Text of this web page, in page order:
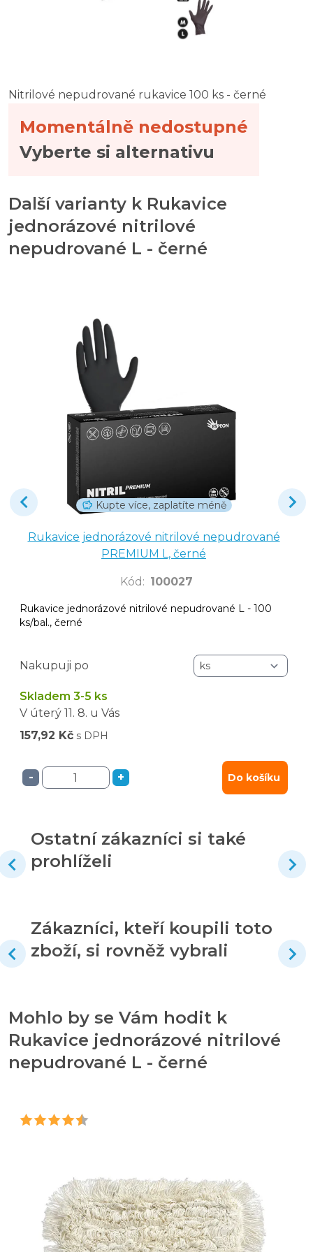
Nitrilové nepudrované rukavice 100 ks - černé
Momentálně nedostupné
Vyberte si alternativu
Další varianty k Rukavice
jednorázové nitrilové
nepudrované L - černé
Kupte více, zaplatíte méně
Rukavice jednorázové nitrilové nepudrované
PREMIUM L, černé
Kód : 100027
Rukavice jednorázové nitrilové nepudrované L - 100
ks/bal., černé
Nakupuji po
Skladem 3-5 ks
V úterý 11. 8. u Vás
157,92 Kč s DPH
- + Do košíku
Ostatní zákazníci si také
prohlíželi
Zákazníci, kteří koupili toto
zboží, si rovněž vybrali
Mohlo by se Vám hodit k
Rukavice jednorázové nitrilové
nepudrované L - černé